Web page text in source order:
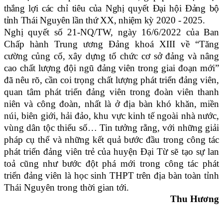
thắng lợi các chỉ tiêu của Nghị quyết Đại hội Đảng bộ
tỉnh Thái Nguyên lần thứ XX, nhiệm kỳ 2020 - 2025.
Nghị quyết số 21-NQ/TW, ngày 16/6/2022 của Ban
Chấp hành Trung ương Đảng khoá XIII về “Tăng
cường củng cố, xây dựng tổ chức cơ sở đảng và nâng
cao chất lượng đội ngũ đảng viên trong giai đoạn mới”
đã nêu rõ, cần coi trọng chất lượng phát triển đảng viên,
quan tâm phát triển đảng viên trong đoàn viên thanh
niên và công đoàn, nhất là ở địa bàn khó khăn, miền
núi, biên giới, hải đảo, khu vực kinh tế ngoài nhà nước,
vùng dân tộc thiểu số… Tin tưởng rằng, với những giải
pháp cụ thể và những kết quả bước đầu trong công tác
phát triển đảng viên trẻ của huyện Đại Từ sẽ tạo sự lan
toả cũng như bước đột phá mới trong công tác phát
triển đảng viên là học sinh THPT trên địa bàn toàn tỉnh
Thái Nguyên trong thời gian tới.
Thu Hương